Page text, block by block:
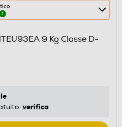
1
9 Kg Classe D-
verifica